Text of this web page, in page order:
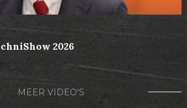
2026
MEER VIDEO'S